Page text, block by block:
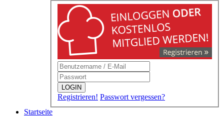
LOGIN
Registrieren! Passwort vergessen?
Startseite